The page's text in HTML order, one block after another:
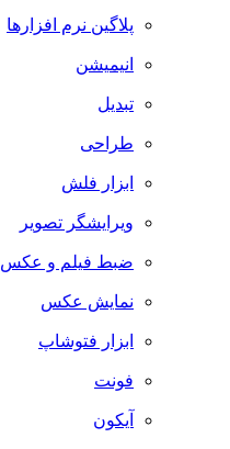
پلاگین نرم افزارها
انیمیشن
تبدیل
طراحی
ابزار فلش
ویرایشگر تصویر
ضبط فيلم و عكس
نمایش عکس
ابزار فتوشاپ
فونت
آیکون